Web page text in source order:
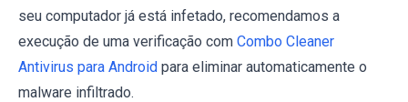
seu computador já está infetado, recomendamos a
execução de uma verificação com Combo Cleaner
Antivirus para Android para eliminar automaticamente o
malware infiltrado.